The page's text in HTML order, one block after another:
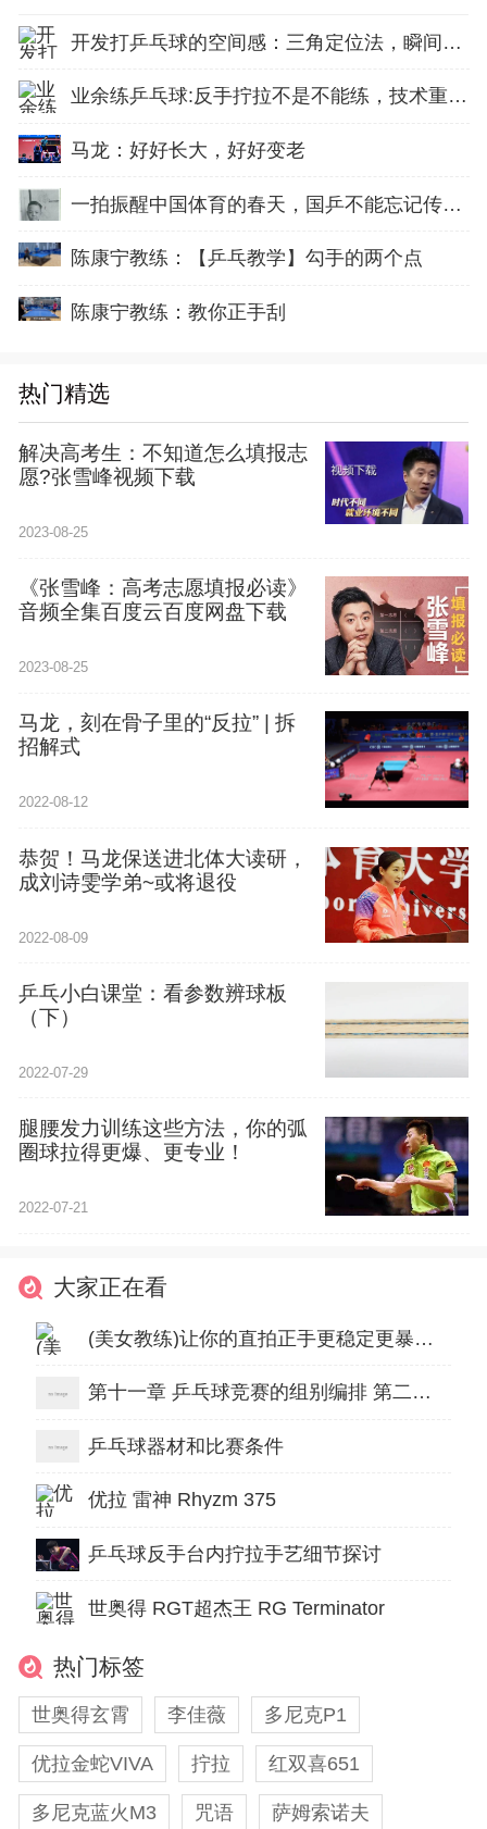
开发打乒乓球的空间感：三角定位法，瞬间找准最佳击球点
业余练乒乓球:反手拧拉不是不能练，技术重点就不在手上
马龙：好好长大，好好变老
一拍振醒中国体育的春天，国乒不能忘记传奇前辈这份初心！
陈康宁教练：【乒乓教学】勾手的两个点
陈康宁教练：教你正手刮
热门精选
解决高考生：不知道怎么填报志
愿?张雪峰视频下载
2023-08-25
《张雪峰：高考志愿填报必读》
音频全集百度云百度网盘下载
2023-08-25
马龙，刻在骨子里的“反拉” | 拆
招解式
2022-08-12
恭贺！马龙保送进北体大读研，
成刘诗雯学弟~或将退役
2022-08-09
乒乓小白课堂：看参数辨球板
（下）
2022-07-29
腿腰发力训练这些方法，你的弧
圈球拉得更爆、更专业！
2022-07-21
大家正在看
(美女教练)让你的直拍正手更稳定更暴力！
第十一章 乒乓球竞赛的组别编排 第二节 乒乓球竞赛的抽签与编排
乒乓球器材和比赛条件
优拉 雷神 Rhyzm 375
乒乓球反手台内拧拉手艺细节探讨
世奥得 RGT超杰王 RG Terminator
热门标签
世奥得玄霄 李佳薇 多尼克P1
优拉金蛇VIVA 拧拉 红双喜651
多尼克蓝火M3 咒语 萨姆索诺夫